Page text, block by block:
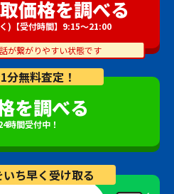
分無料査定！
を調べる
時間受付中！
価格を調べる
)【受付時間】9:15～21:00
が繋がりやすい状態です
ち早く受け取る